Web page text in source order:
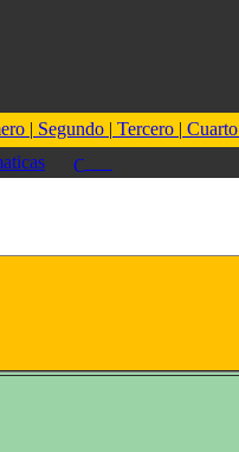
| Segundo | Tercero | Cuarto